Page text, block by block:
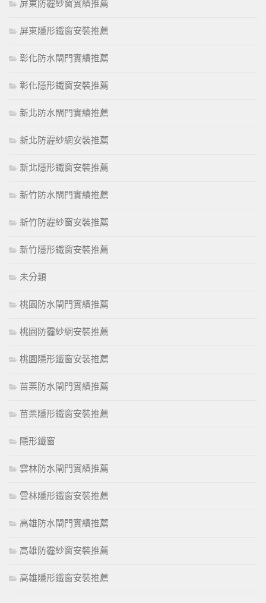
屏東防霾紗窗實績推薦
屏東隱形鐵窗安裝推薦
彰化防水閘門實績推薦
彰化隱形鐵窗安裝推薦
新北防水閘門實績推薦
新北防霾紗網安裝推薦
新北隱形鐵窗安裝推薦
新竹防水閘門實績推薦
新竹防霾紗窗安裝推薦
新竹隱形鐵窗安裝推薦
未分類
桃園防水閘門實績推薦
桃園防霾紗網安裝推薦
桃園隱形鐵窗安裝推薦
苗栗防水閘門實績推薦
苗栗隱形鐵窗安裝推薦
隱形鐵窗
雲林防水閘門實績推薦
雲林隱形鐵窗安裝推薦
高雄防水閘門實績推薦
高雄防霾紗窗安裝推薦
高雄隱形鐵窗安裝推薦